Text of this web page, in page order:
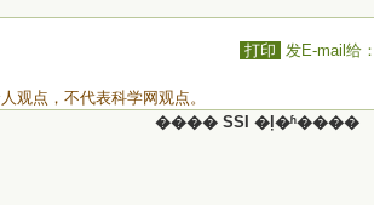
打印 发E-mail给
观点，不代表科学网观点。
���� SSI �ļ�ʱ����